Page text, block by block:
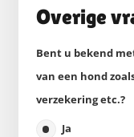
Overige
Bent u bekend
van een hond
verzekering etc.?
Ja